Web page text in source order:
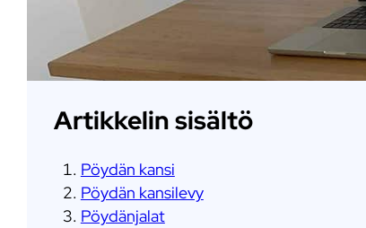
Artikkelin sisältö
Pöydän kansi
Pöydän kansilevy
Pöydänjalat